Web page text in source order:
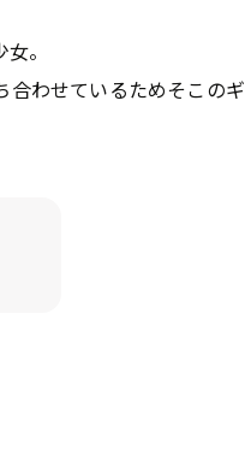
。
合わせているためそこの